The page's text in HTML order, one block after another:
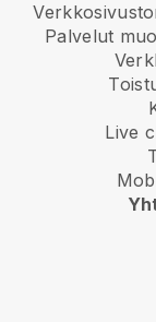
Palvelut
Live